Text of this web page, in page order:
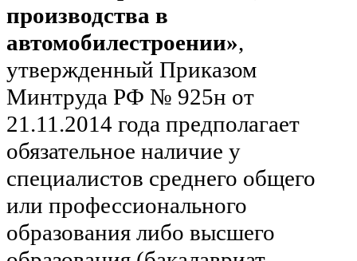
производства в
автомобилестроении»,
утвержденный Приказом
Минтруда РФ № 925н от
21.11.2014 года предполагает
обязательное наличие у
специалистов среднего общего
или профессионального
образования либо высшего